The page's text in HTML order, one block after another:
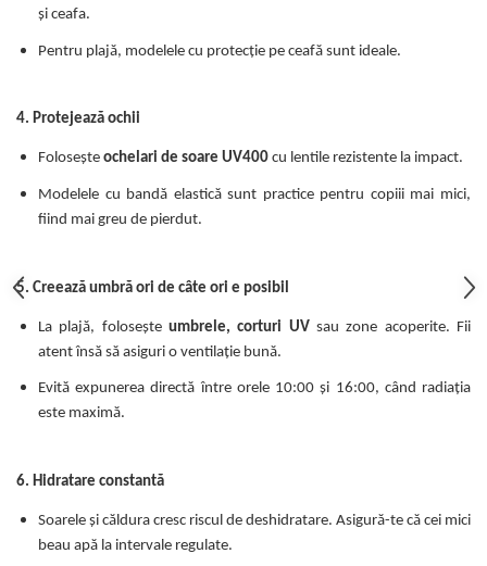
și ceafa.
Pentru plajă, modelele cu protecție pe ceafă sunt ideale.
4. Protejează ochii
Folosește ochelari de soare UV400 cu lentile rezistente la impact.
Modelele cu bandă elastică sunt practice pentru copiii mai mici,
fiind mai greu de pierdut.
5. Creează umbră ori de câte ori e posibil
La plajă, folosește umbrele, corturi UVsau zone acoperite. Fii
atent însă să asiguri o ventilație bună.
Evită expunerea directă între orele 10:00 și 16:00, când radiația
este maximă.
6. Hidratare constantă
Soarele și căldura cresc riscul de deshidratare. Asigură-te că cei mici
beau apă la intervale regulate.